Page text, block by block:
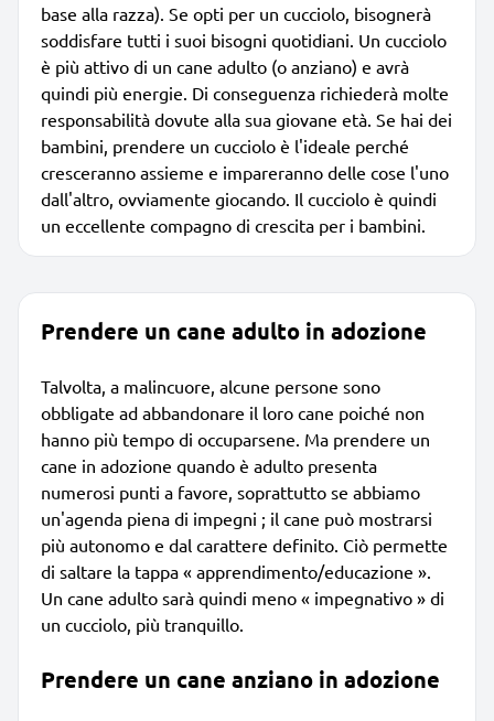
base alla razza). Se opti per un cucciolo, bisognerà
soddisfare tutti i suoi bisogni quotidiani. Un cucciolo
è più attivo di un cane adulto (o anziano) e avrà
quindi più energie. Di conseguenza richiederà molte
responsabilità dovute alla sua giovane età. Se hai dei
bambini, prendere un cucciolo è l'ideale perché
cresceranno assieme e impareranno delle cose l'uno
dall'altro, ovviamente giocando. Il cucciolo è quindi
un eccellente compagno di crescita per i bambini.
Prendere un cane adulto in adozione
Talvolta, a malincuore, alcune persone sono
obbligate ad abbandonare il loro cane poiché non
hanno più tempo di occuparsene. Ma prendere un
cane in adozione quando è adulto presenta
numerosi punti a favore, soprattutto se abbiamo
un'agenda piena di impegni ; il cane può mostrarsi
più autonomo e dal carattere definito. Ciò permette
di saltare la tappa « apprendimento/educazione ».
Un cane adulto sarà quindi meno « impegnativo » di
un cucciolo, più tranquillo.
Prendere un cane anziano in adozione